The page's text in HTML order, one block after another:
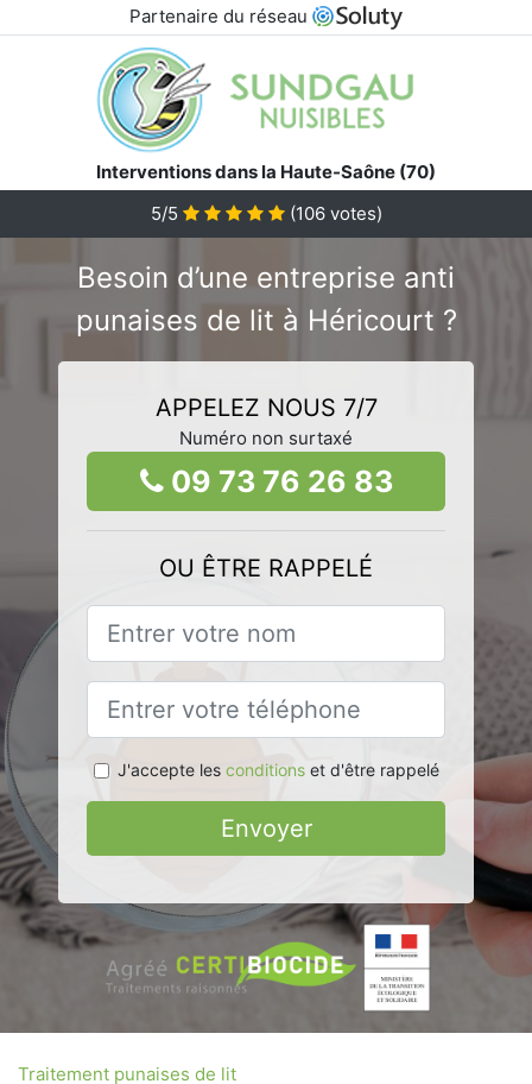
Partenaire du réseau
Interventions dans la Haute-Saône (70)
5/5
(106votes)
Besoin d’une entreprise anti
punaises de lit à Héricourt ?
APPELEZ NOUS 7/7
Numéro non surtaxé
09 73 76 26 83
OU ÊTRE RAPPELÉ
J'accepte les conditionset d'être rappelé
Envoyer
Traitement punaises de lit